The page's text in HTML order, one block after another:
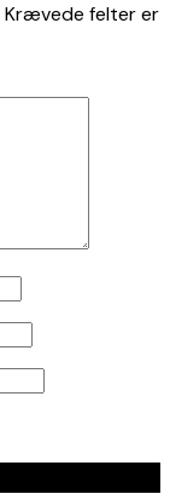
Krævede felter er